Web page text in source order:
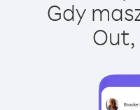
Gdy
Out,